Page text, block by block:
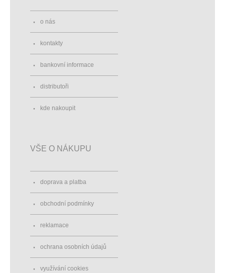
o nás
kontakty
bankovní informace
distributoři
kde nakoupit
VŠE O NÁKUPU
doprava a platba
obchodní podmínky
reklamace
ochrana osobních údajů
využívání cookies